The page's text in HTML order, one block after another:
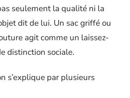
seulement la qualité ni la
dit de lui. Un sac griffé ou
agit comme un laissez-
distinction sociale.
s’explique par plusieurs